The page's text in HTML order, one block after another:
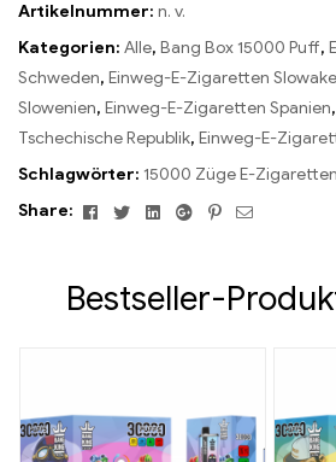
Artikelnummer: n. v.
Kategorien: Alle, Bang Box 15000 Puff,
Schweden, Einweg-E-Zigaretten
Slowenien, Einweg-E-Zigaretten Spanien,
Tschechische Republik, Einweg-E-
Schlagwörter: 15000 Züge E-Zigaretten
Share:
FacebookTwitterLinkedinGoogle+Pinterest
Email
Bestseller-